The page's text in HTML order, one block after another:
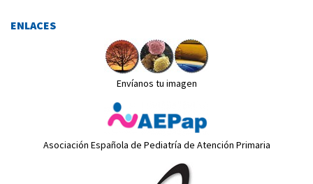
ENLACES
Envíanos tu imagen
Asociación Española de Pediatría de Atención Primaria